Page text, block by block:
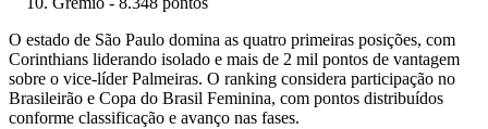
O estado de São Paulo domina as quatro primeiras posições, com
Corinthians liderando isolado e mais de 2 mil pontos de vantagem
sobre o vice-líder Palmeiras. O ranking considera participação no
Brasileirão e Copa do Brasil Feminina, com pontos distribuídos
conforme classificação e avanço nas fases.